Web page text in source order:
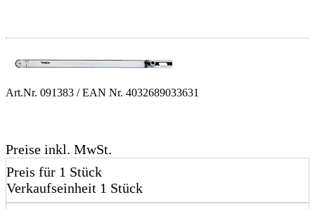
Art.Nr. 091383 / EAN Nr. 4032689033631
Preise inkl. MwSt.
Preis für 1 Stück
Verkaufseinheit 1 Stück